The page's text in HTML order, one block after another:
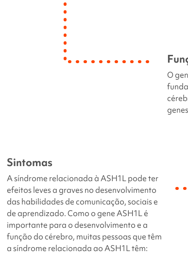
O
Sintomas
A síndrome relacionada à ASH1Lpode ter
efeitos leves a graves no desenvolvimento
das habilidades de comunicação, sociais e
de aprendizado. Como o geneASH1Lé
importante para o desenvolvimento e a
função do cérebro, muitas pessoas que têm
a síndrome relacionada ao ASH1Ltêm: